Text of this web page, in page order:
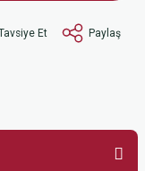
Et Paylaş